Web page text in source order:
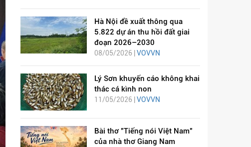
Hà Nội đề xuất thông qua
5.822 dự án thu hồi đất giai
đoạn 2026–2030
08/05/2026 | VOVVN
Lý Sơn khuyến cáo không khai
thác cá kình non
11/05/2026 | VOVVN
Bài thơ "Tiếng nói Việt Nam"
của nhà thơ Giang Nam